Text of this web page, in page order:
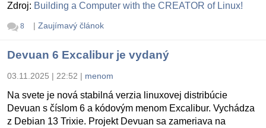
Zdroj: Building a Computer with the CREATOR of Linux!
8 | Zaujímavý článok
Devuan 6 Excalibur je vydaný
03.11.2025 | 22:52 | menom
Na svete je nová stabilná verzia linuxovej distribúcie
Devuan s číslom 6 a kódovým menom Excalibur. Vychádza
z Debian 13 Trixie. Projekt Devuan sa zameriava na